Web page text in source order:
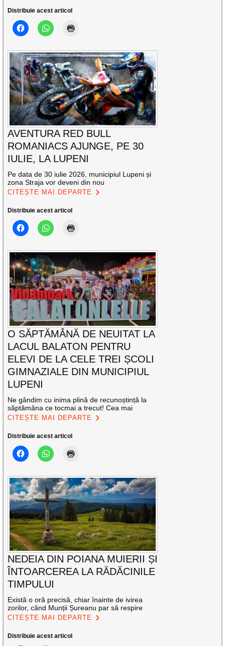
Distribuie acest articol
AVENTURA RED BULL
ROMANIACS AJUNGE, PE 30
IULIE, LA LUPENI
Pe data de 30 iulie 2026, municipiul Lupeni și
zona Straja vor deveni din nou
CITEȘTE MAI DEPARTE
Distribuie acest articol
O SĂPTĂMÂNĂ DE NEUITAT LA
LACUL BALATON PENTRU
ELEVI DE LA CELE TREI ȘCOLI
GIMNAZIALE DIN MUNICIPIUL
LUPENI
Ne gândim cu inima plină de recunoștință la
săptămâna ce tocmai a trecut! Cea mai
CITEȘTE MAI DEPARTE
Distribuie acest articol
NEDEIA DIN POIANA MUIERII ȘI
ÎNTOARCEREA LA RĂDĂCINILE
TIMPULUI
Există o oră precisă, chiar înainte de ivirea
zorilor, când Munții Șureanu par să respire
CITEȘTE MAI DEPARTE
Distribuie acest articol